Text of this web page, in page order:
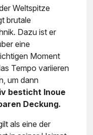
Weltspitze
brutale
Dazu ist er
eine
Moment
Tempo variieren
um dann
besticht Inoue
Deckung.
als eine der